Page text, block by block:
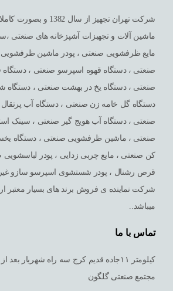
شرکت تهران تجهیز از
ماشین آلات و تجهبزات آشپزخانه های صنعتی
مایع ظرفشویی صنعتی ، پودر ماشین ظرفشویی
صنعتی ، دستگاه قهوه اسپرسو صنعتی ، دستگاه
صنعتی ، دستگاه یخ در بهشت صنعتی ،
دستگاه گل خامه زن صنعتی ، دستگاه آب
صنعتی ، دستگاه آب هویج گیر صنعتی ، سینک
صنعتی ، ماشین ظرفشویی صنعتی ، دستگاه
کن صنعتی ، مایع چربی زدایی ، پودر لباسشویی
قرص رشنال ، پودر شستشوی اسپرسو سازو
شرکت نماینده ی فروش برند های بسیار معتبر
میباشد..
تماس با ما
کیلومتر ١١جاده قدیم کرج سه راه شهریار بعد
مجتمع صنعتی گلگون